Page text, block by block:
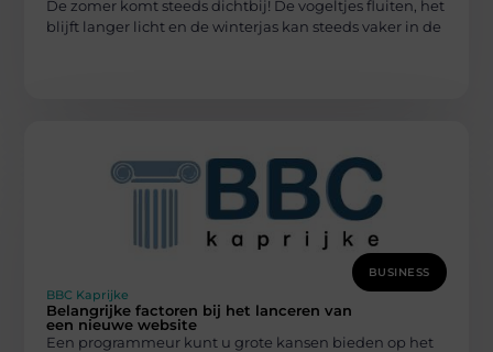
De zomer komt steeds dichtbij! De vogeltjes fluiten, het
blijft langer licht en de winterjas kan steeds vaker in de
BUSINESS
BBC Kaprijke
Belangrijke factoren bij het lanceren van
een nieuwe website
Een programmeur kunt u grote kansen bieden op het